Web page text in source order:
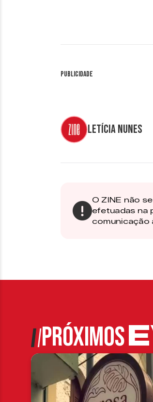
Publicidade
Letícia Nunes
O ZINE não
efetuadas na
comunicação
PRÓXIMOS